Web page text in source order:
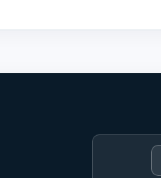
contenido